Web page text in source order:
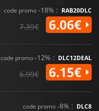
code promo-18% : RAB20DLC
7.39€ 6.06€
code promo-12% : DLC12DEAL
6.99€ 6.15€
code promo-8% : DLC8